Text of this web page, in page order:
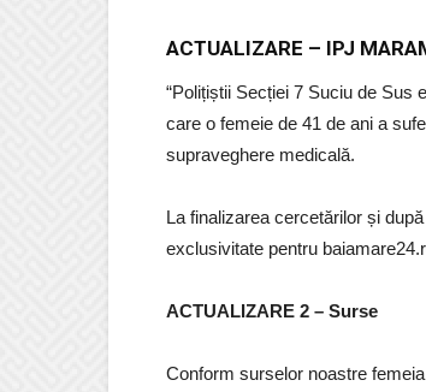
ACTUALIZARE – IPJ
“Polițiștii Secției 7 Suciu de Sus
care o femeie de 41 de ani a
supraveghere medicală.
La finalizarea cercetărilor și
exclusivitate pentru
ACTUALIZARE 2 – Surse
Conform surselor noastre